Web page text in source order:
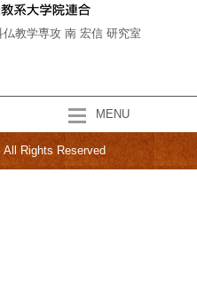
教学専攻 南 宏信 研究室
MENU
Rights Reserved